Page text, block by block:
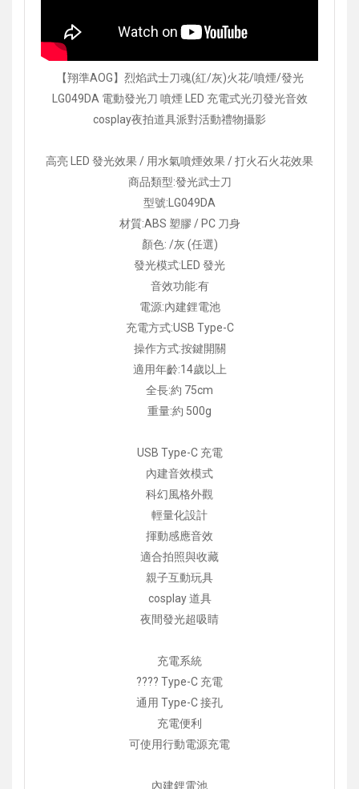
【翔準AOG】烈焰武士刀魂(紅/灰)火花/噴煙/發光
LG049DA 電動發光刀 噴煙 LED 充電式光刃發光音效
cosplay夜拍道具派對活動禮物攝影
高亮 LED 發光效果 / 用水氣噴煙效果 / 打火石火花效果
商品類型:發光武士刀
型號:LG049DA
材質:ABS 塑膠 / PC 刀身
顏色: /灰 (任選)
發光模式:LED 發光
音效功能:有
電源:內建鋰電池
充電方式:USB Type-C
操作方式:按鍵開關
適用年齡:14歲以上
全長:約 75cm
重量:約 500g
USB Type-C 充電
內建音效模式
科幻風格外觀
輕量化設計
揮動感應音效
適合拍照與收藏
親子互動玩具
cosplay 道具
夜間發光超吸睛
充電系統
???? Type-C 充電
通用 Type-C 接孔
充電便利
可使用行動電源充電
內建鋰電池